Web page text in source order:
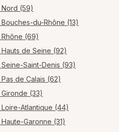
(59)
du-Rhône (13)
(69)
de Seine (92)
Saint-Denis (93)
de Calais (62)
(33)
Atlantique (44)
Garonne (31)